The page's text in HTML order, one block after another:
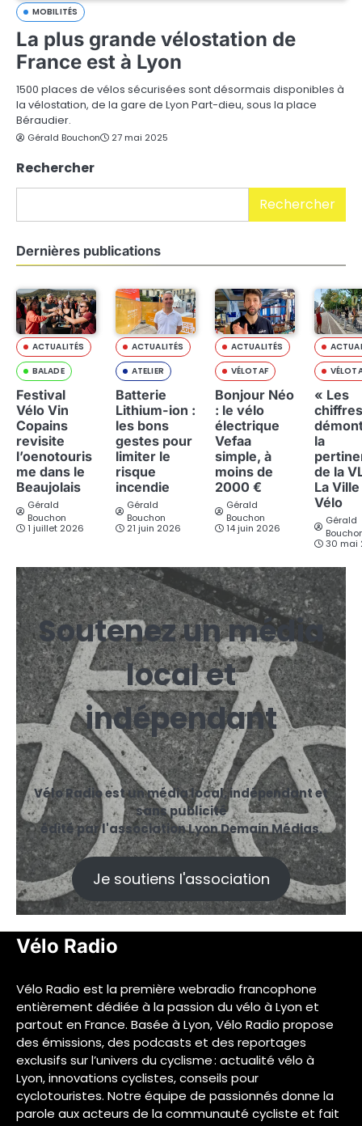
MOBILITÉS
La plus grande vélostation de
France est à Lyon
1500 places de vélos sécurisées sont désormais disponibles à
la vélostation, de la gare de Lyon Part-dieu, sous la place
Béraudier.
Gérald Bouchon 27 mai 2025
Rechercher
Rechercher
Dernières publications
ACTUALITÉS
BALADE
Festival
Vélo Vin
Copains
revisite
l’oenotouris
me dans le
Beaujolais
Gérald
Bouchon
1 juillet 2026
ACTUALITÉS
ATELIER
Batterie
Lithium-ion :
les bons
gestes pour
limiter le
risque
incendie
Gérald
Bouchon
21 juin 2026
ACTUALITÉS
VÉLOTAF
Bonjour Néo
: le vélo
électrique
Vefaa
simple, à
moins de
2000 €
Gérald
Bouchon
14 juin 2026
« Les
chiffres
la
de la
La Ville
Vélo
Gérald
30 mai
Soutenez un média
local et
indépendant
Vélo Radio est un média local, indépendant et
sans publicité
édité par l'association Lyon Demain Médias.
Je soutiens l'association
Vélo Radio
Vélo Radio est la première webradio francophone
entièrement dédiée à la passion du vélo à Lyon et
partout en France. Basée à Lyon, Vélo Radio propose
des émissions, des podcasts et des reportages
exclusifs sur l’univers du cyclisme : actualité vélo à
Lyon, innovations cyclistes, conseils pour
cyclotouristes. Notre équipe de passionnés donne la
parole aux acteurs de la communauté cycliste et fait